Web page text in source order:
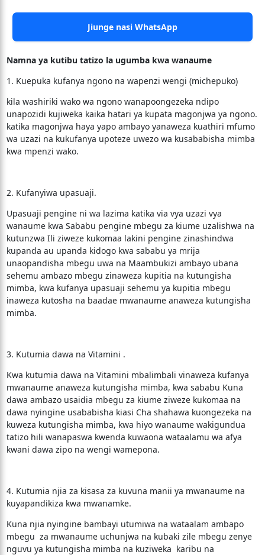
Jiunge nasi WhatsApp
Namna ya kutibu tatizo la ugumba kwa wanaume
1. Kuepuka kufanya ngono na wapenzi wengi (michepuko)
kila washiriki wako wa ngono wanapoongezeka ndipo
unapozidi kujiweka kaika hatari ya kupata magonjwa ya ngono.
katika magonjwa haya yapo ambayo yanaweza kuathiri mfumo
wa uzazi na kukufanya upoteze uwezo wa kusababisha mimba
kwa mpenzi wako.
2. Kufanyiwa upasuaji.
Upasuaji pengine ni wa lazima katika via vya uzazi vya
wanaume kwa Sababu pengine mbegu za kiume uzalishwa na
kutunzwa Ili ziweze kukomaa lakini pengine zinashindwa
kupanda au upanda kidogo kwa sababu ya mrija
unaopandisha mbegu uwa na Maambukizi ambayo ubana
sehemu ambazo mbegu zinaweza kupitia na kutungisha
mimba, kwa kufanya upasuaji sehemu ya kupitia mbegu
inaweza kutosha na baadae mwanaume anaweza kutungisha
mimba.
3. Kutumia dawa na Vitamini .
Kwa kutumia dawa na Vitamini mbalimbali vinaweza kufanya
mwanaume anaweza kutungisha mimba, kwa sababu Kuna
dawa ambazo usaidia mbegu za kiume ziweze kukomaa na
dawa nyingine usababisha kiasi Cha shahawa kuongezeka na
kuweza kutungisha mimba, kwa hiyo wanaume wakigundua
tatizo hili wanapaswa kwenda kuwaona wataalamu wa afya
kwani dawa zipo na wengi wamepona.
4. Kutumia njia za kisasa za kuvuna manii ya mwanaume na
kuyapandikiza kwa mwanamke.
Kuna njia nyingine bambayi utumiwa na wataalam ambapo
mbegu za mwanaume uchunjwa na kubaki zile mbegu zenye
nguvu ya kutungisha mimba na kuziweka karibu na